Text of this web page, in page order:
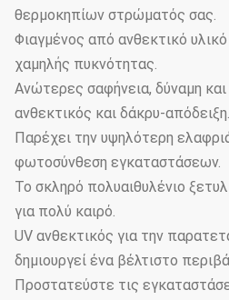
θερμοκηπίων στρώματός σας.
Φιαγμένος από ανθεκτικό
χαμηλής πυκνότητας.
Ανώτερες σαφήνεια, δύναμη
ανθεκτικός και δάκρυ-απόδειξη.
Παρέχει την υψηλότερη
φωτοσύνθεση εγκαταστάσεων.
Το σκληρό πολυαιθυλένιο
για πολύ καιρό.
UV ανθεκτικός για την
δημιουργεί ένα βέλτιστο
Προστατεύστε τις